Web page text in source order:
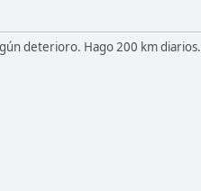
deterioro. Hago 200 km diarios.